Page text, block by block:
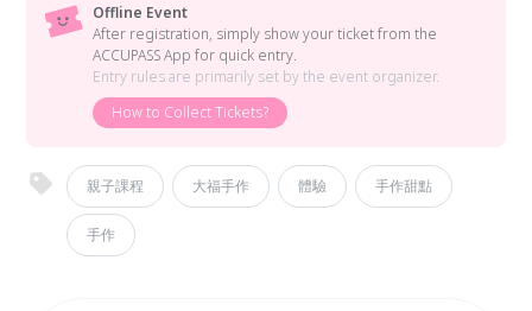
Offline Event
After registration, simply show your ticket from the
ACCUPASS App for quick entry.
Entry rules are primarily set by the event organizer.
How to Collect Tickets?
親子課程 大福手作 體驗 手作甜點
手作